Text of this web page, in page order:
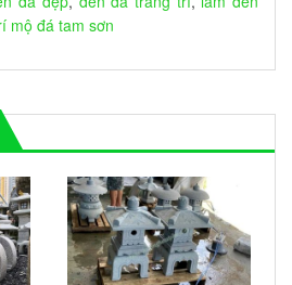
mộ đá tam sơn